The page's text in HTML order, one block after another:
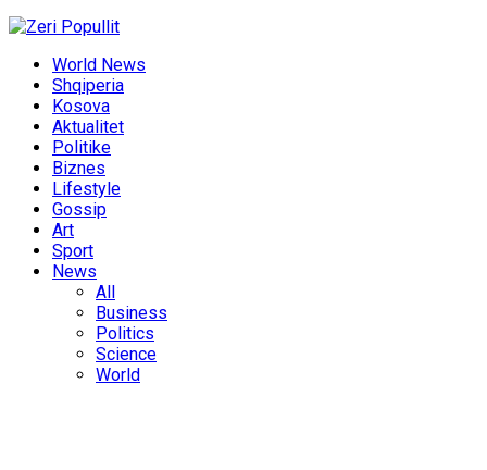
World News
Shqiperia
Kosova
Aktualitet
Politike
Biznes
Lifestyle
Gossip
Art
Sport
News
All
Business
Politics
Science
World